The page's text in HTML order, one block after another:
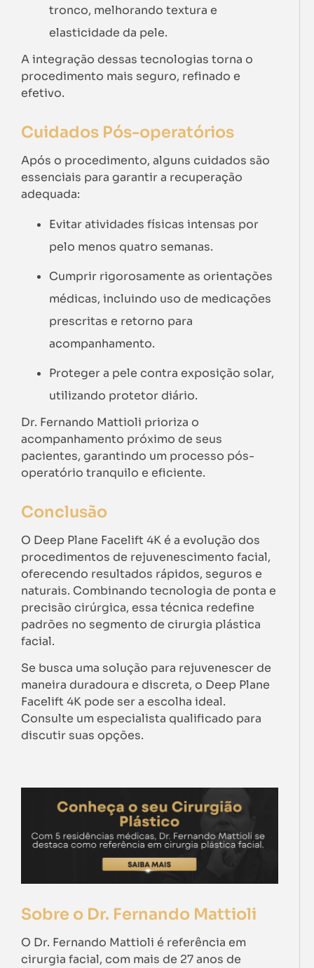
tronco, melhorando textura e
elasticidade da pele.
A integração dessas tecnologias torna o
procedimento mais seguro, refinado e
efetivo.
Cuidados Pós-operatórios
Após o procedimento, alguns cuidados são
essenciais para garantir a recuperação
adequada:
Evitar atividades físicas intensas por
pelo menos quatro semanas.
Cumprir rigorosamente as orientações
médicas, incluindo uso de medicações
prescritas e retorno para
acompanhamento.
Proteger a pele contra exposição solar,
utilizando protetor diário.
Dr. Fernando Mattioli prioriza o
acompanhamento próximo de seus
pacientes, garantindo um processo pós-
operatório tranquilo e eficiente.
Conclusão
O Deep Plane Facelift 4K é a evolução dos
procedimentos de rejuvenescimento facial,
oferecendo resultados rápidos, seguros e
naturais. Combinando tecnologia de ponta e
precisão cirúrgica, essa técnica redefine
padrões no segmento de cirurgia plástica
facial.
Se busca uma solução para rejuvenescer de
maneira duradoura e discreta, o Deep Plane
Facelift 4K pode ser a escolha ideal.
Consulte um especialista qualificado para
discutir suas opções.
Sobre o Dr. Fernando Mattioli
O Dr. Fernando Mattioli é referência em
cirurgia facial, com mais de 27 anos de